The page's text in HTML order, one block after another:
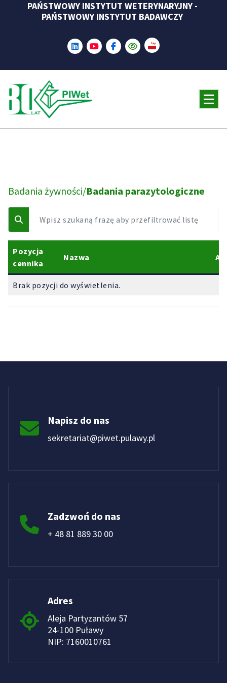
PAŃSTWOWY INSTYTUT WETERYNARYJNY -
PAŃSTWOWY INSTYTUT BADAWCZY
Badania żywności/Badania parazytologiczne
Pozycja
cennika
Nazwa
Brak pozycji do wyświetlenia.
Napisz do nas
sekretariat@piwet.pulawy.pl
Zadzwoń do nas
+ 48 81 889 30 00
Adres
Aleja Partyzantów 57
24-100 Puławy
NIP: 7160010761